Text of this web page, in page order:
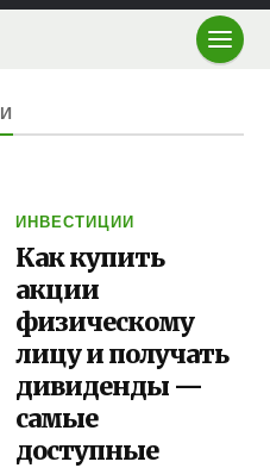
ИНВЕСТИЦИИ
Как купить
акции
физическому
лицу и получать
дивиденды —
самые
доступные